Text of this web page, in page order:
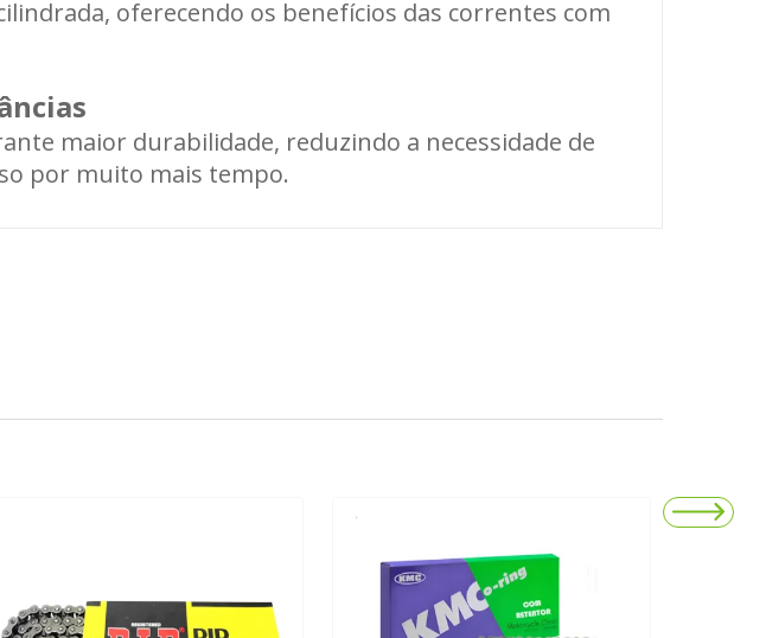
oferecendo os benefícios das correntes com
maior durabilidade, reduzindo a necessidade de
por muito mais tempo.